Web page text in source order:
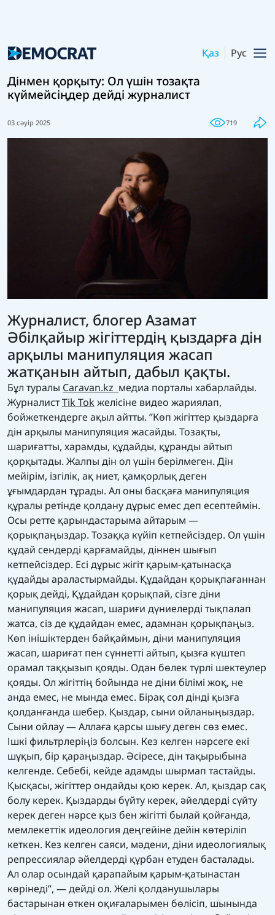
Қаз Рус
Дінмен қорқыту: Ол үшін тозақта
күймейсіңдер дейді журналист
03 сәуір 2025 719
Журналист, блогер Азамат
Әбілқайыр жігіттердің қыздарға дін
арқылы манипуляция жасап
жатқанын айтып, дабыл қақты.
Бұл туралы Caravan.kz медиа порталы хабарлайды.
ЖурналистTik Tok желісіне видео жариялап,
бойжеткендерге ақыл айтты. ”Көп жігіттер қыздарға
дін арқылы манипуляция жасайды. Тозақты,
шариғатты, харамды, құдайды, құранды айтып
қорқытады. Жалпы дін ол үшін берілмеген. Дін
мейірім, ізгілік, ақ ниет, қамқорлық деген
ұғымдардан тұрады. Ал оны басқаға манипуляция
құралы ретінде қолдану дұрыс емес деп есептеймін.
Осы ретте қарындастарыма айтарым —
қорықпаңыздар. Тозаққа күйіп кетпейсіздер. Ол үшін
құдай сендерді қарғамайды, діннен шығып
кетпейсіздер. Есі дұрыс жігіт қарым-қатынасқа
құдайды араластырмайды. Құдайдан қорықпағаннан
қорық дейді, Құдайдан қорықпай, сізге діни
манипуляция жасап, шариғи дүниелерді тықпалап
жатса, сіз де құдайдан емес, адамнан қорықпаңыз.
Көп інішіктерден байқаймын, діни манипуляция
жасап, шариғат пен сүннетті айтып, қызға күштеп
орамал таққызып қояды. Одан бөлек түрлі шектеулер
қояды. Ол жігіттің бойында не діни білімі жоқ, не
анда емес, не мында емес. Бірақ сол дінді қызға
қолданғанда шебер. Қыздар, сыни ойланыңыздар.
Сыни ойлау — Аллаға қарсы шығу деген сөз емес.
Ішкі фильтрлеріңіз болсын. Кез келген нәрсеге екі
шұқып, бір қараңыздар. Әсіресе, дін тақырыбына
келгенде. Себебі, кейде адамды шырмап тастайды.
Қысқасы, жігіттер ондайды қою керек. Ал, қыздар сақ
болу керек. Қыздарды бүйту керек, әйелдерді сүйту
керек деген нәрсе қыз бен жігітті былай қойғанда,
мемлекеттік идеология деңгейіне дейін көтеріліп
кеткен. Кез келген саяси, мәдени, діни идеологиялық
репрессиялар әйелдерді құрбан етуден басталады.
Ал олар осындай қарапайым қарым-қатынастан
көрінеді”, — дейді ол. Желі қолданушылары
бастарынан өткен оқиғаларымен бөлісіп, шынында